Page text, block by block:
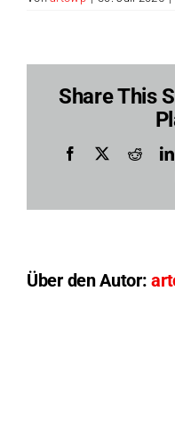
Share This
Facebook Reddit
Über den Autor: